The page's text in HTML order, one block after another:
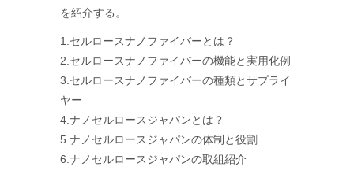
を紹介する。
1.セルロースナノファイバーとは？
2.セルロースナノファイバーの機能と実用化例
3.セルロースナノファイバーの種類とサプライ
ヤー
4.ナノセルロースジャパンとは？
5.ナノセルロースジャパンの体制と役割
6.ナノセルロースジャパンの取組紹介